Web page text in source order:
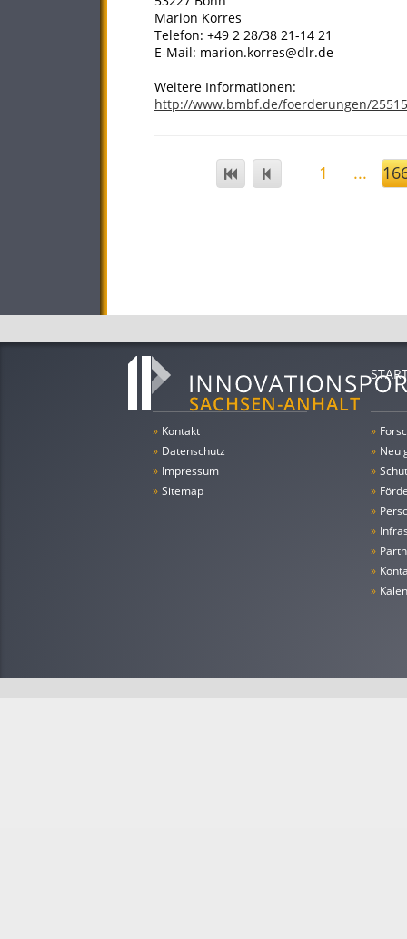
Marion Korres
Telefon: +49 2 28/38 21-14 21
E-Mail: marion.korres@dlr.de
Weitere Informationen:
http://www.bmbf.de/foerderungen/
1 ...
» Kontakt
» Datenschutz
» Impressum
» Sitemap
»
»
»
»
»
»
»
»
»